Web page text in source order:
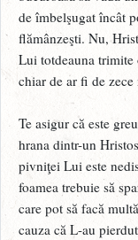
de îmbelşugat încât
flămânzeşti. Nu,
Lui totdeauna trimite
chiar de ar fi de
Te asigur că este
hrana dintr-un
pivniţei Lui este
foamea trebuie să
care pot să facă
cauza că L-au